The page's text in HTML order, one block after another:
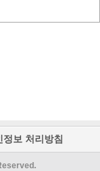
정보 처리방침